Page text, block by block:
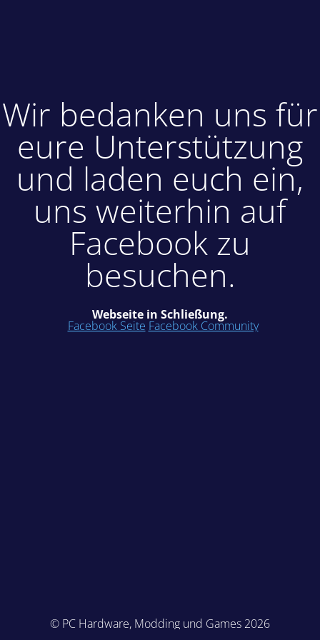
Wir bedanken uns für
eure Unterstützung
und laden euch ein,
uns weiterhin auf
Facebook zu
besuchen.
Webseite in Schließung.
Facebook Seite Facebook Community
© PC Hardware, Modding und Games 2026